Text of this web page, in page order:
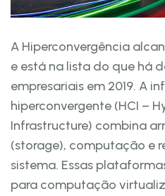
A Hiperconvergência
e está na lista do que há
empresariais em 2019. A
hiperconvergente (HCI –
Infrastructure) combina
(storage), computação e
sistema. Essas
para computação